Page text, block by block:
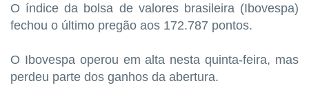
O índice da bolsa de valores brasileira (Ibovespa)
fechou o último pregão aos 172.787 pontos.
O Ibovespa operou em alta nesta quinta-feira, mas
perdeu parte dos ganhos da abertura.